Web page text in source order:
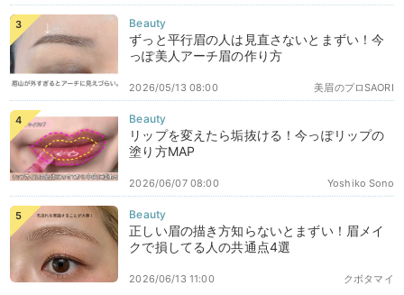
ずっと平行眉の人は見直さないとまずい！今
っぽ美人アーチ眉の作り方
美眉のプロSAORI
2026/05/13 08:00
リップを変えたら垢抜ける！今っぽリップの
塗り方MAP
Yoshiko Sono
2026/06/07 08:00
正しい眉の描き方知らないとまずい！眉メイ
クで損してる人の共通点4選
クボタマイ
2026/06/13 11:00